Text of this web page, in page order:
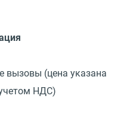
вызовы (цена указана
НДС)